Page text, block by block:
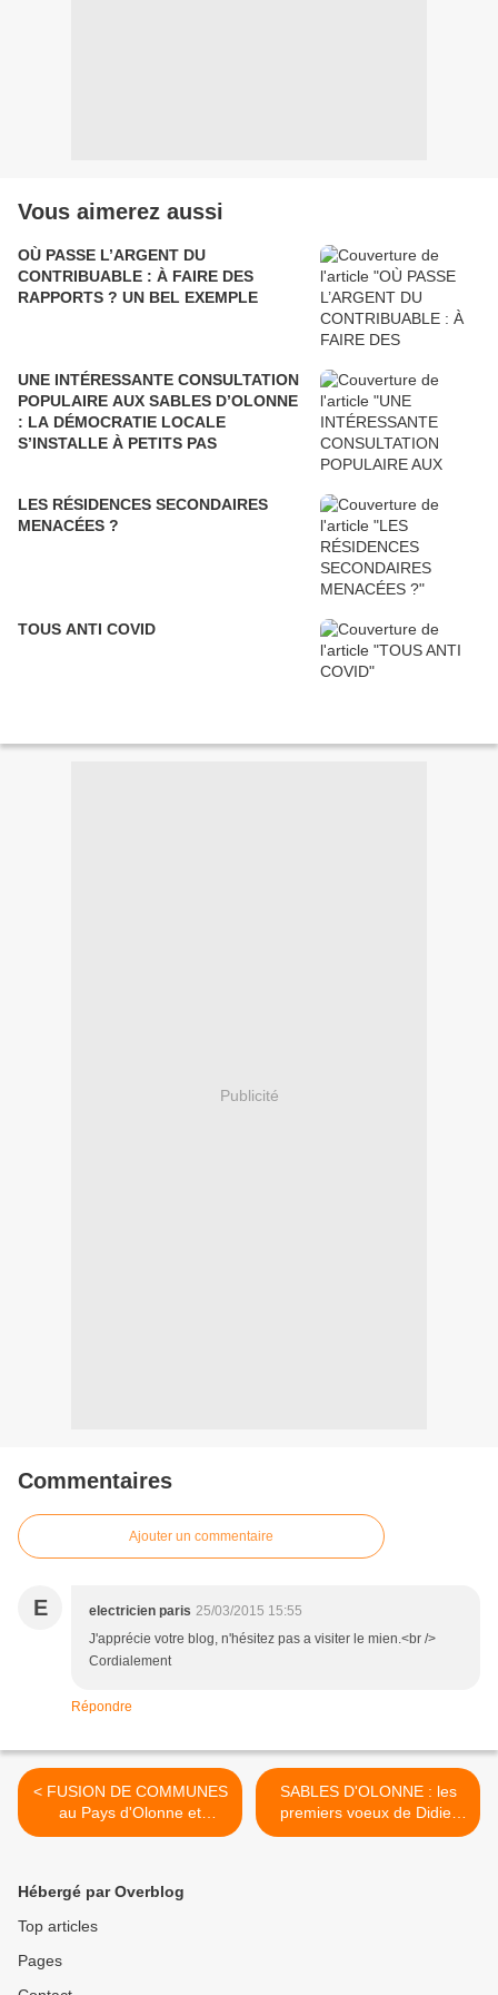
Vous aimerez aussi
OÙ PASSE L’ARGENT DU
CONTRIBUABLE : À FAIRE DES
RAPPORTS ? UN BEL EXEMPLE
UNE INTÉRESSANTE CONSULTATION
POPULAIRE AUX SABLES D’OLONNE
: LA DÉMOCRATIE LOCALE
S’INSTALLE À PETITS PAS
LES RÉSIDENCES SECONDAIRES
MENACÉES ?
TOUS ANTI COVID
Publicité
Commentaires
Ajouter un commentaire
E electricien paris 25/03/2015 15:55
J'apprécie votre blog, n'hésitez pas a visiter le mien.<br />
Cordialement
Répondre
< FUSION DE COMMUNES
au Pays d'Olonne et
création d'une communauté
complémentaires
SABLES D'OLONNE : les
premiers voeux de Didier
GALLOT aux sablais >
Hébergé par Overblog
Top articles
Pages